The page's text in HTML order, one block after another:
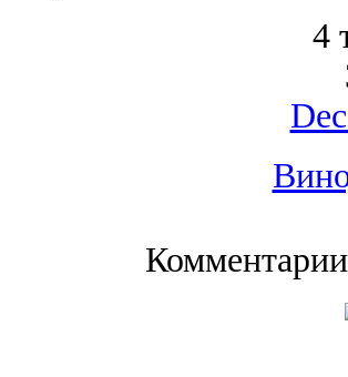
4